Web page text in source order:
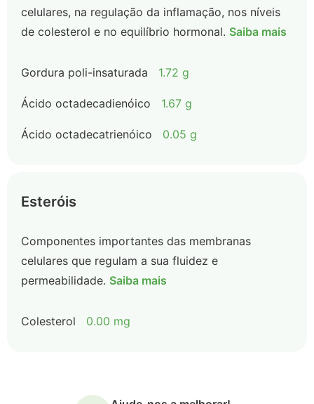
celulares, na regulação da inflamação, nos níveis
de colesterol e no equilíbrio hormonal. Saiba mais
Gordura poli-insaturada 1.72 g
Ácido octadecadienóico 1.67 g
Ácido octadecatrienóico 0.05 g
Esteróis
Componentes importantes das membranas
celulares que regulam a sua fluidez e
permeabilidade. Saiba mais
Colesterol 0.00 mg